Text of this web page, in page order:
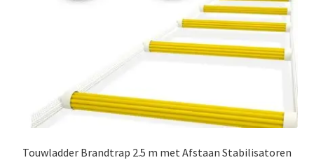
Touwladder Brandtrap 2.5 m met Afstaan Stabilisatoren